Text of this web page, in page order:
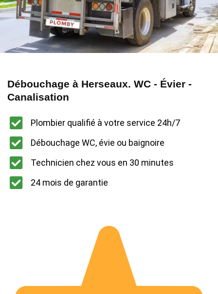
Débouchage à Herseaux. WC - Évier -
Canalisation
Plombier qualifié à votre service 24h/7
Débouchage WC, évie ou baignoire
Technicien chez vous en 30 minutes
24 mois de garantie